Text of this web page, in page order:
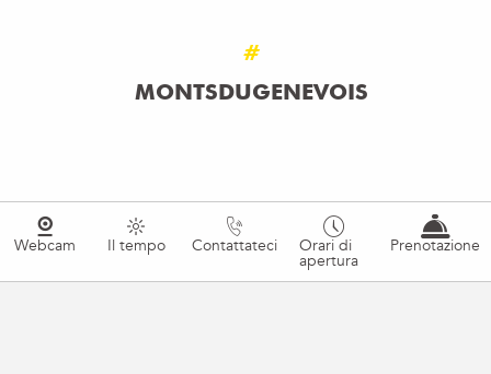
#
MONTSDUGENEVOIS
Webcam Il tempo Contattateci Orari di
apertura
Prenotazione